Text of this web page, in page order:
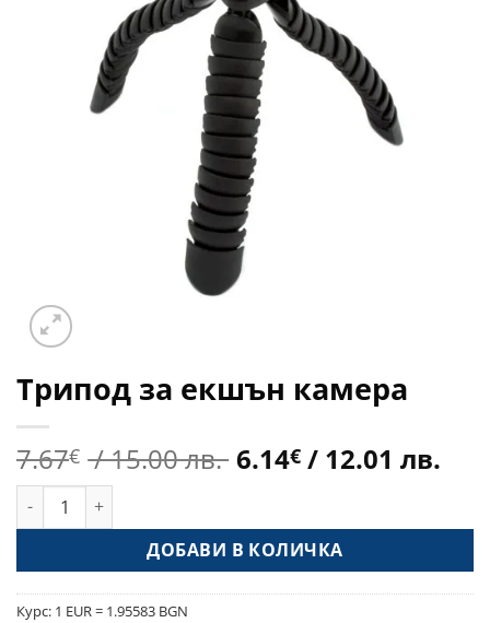
Трипод за екшън камера
7.67€ / 15.00 лв. Original
7.67€
/
15.00 лв..
6.14€ / 12.01 лв.
количество за Трипод за екшън камера
ДОБАВИ В КОЛИЧКА
Курс: 1 EUR = 1.95583 BGN